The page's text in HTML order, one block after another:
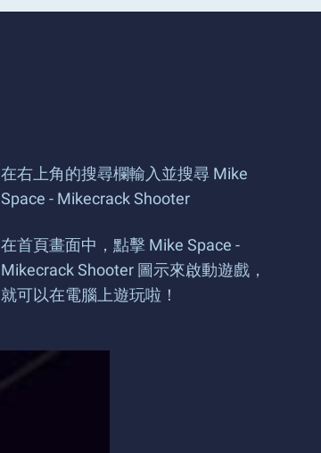
在右上角的搜尋欄輸入並搜尋 Mike
Space - Mikecrack Shooter
在首頁畫面中，點擊 Mike Space -
Mikecrack Shooter 圖示來啟動遊戲，
就可以在電腦上遊玩啦！